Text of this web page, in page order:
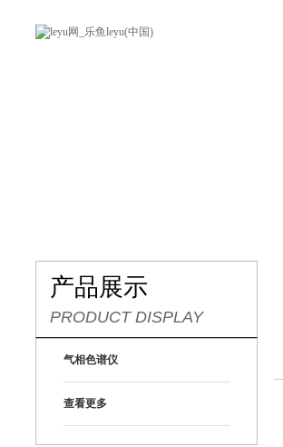
产品展示
PRODUCT DISPLAY
气相色谱仪
查看更多